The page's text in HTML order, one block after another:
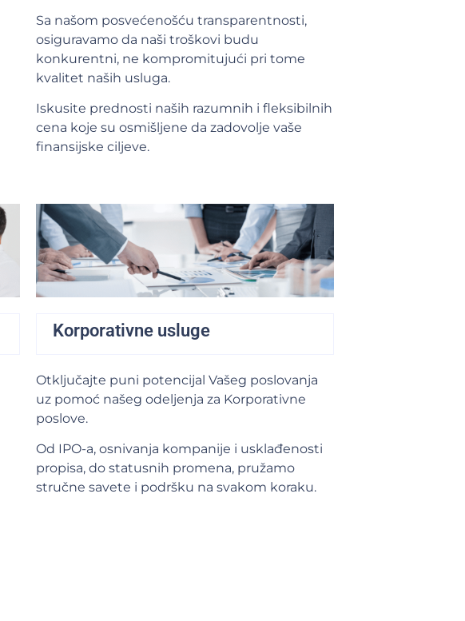
Sa našom posvećenošću transparentnosti,
osiguravamo da naši troškovi budu
konkurentni, ne kompromitujući pri tome
kvalitet naših usluga.
Iskusite prednosti naših razumnih i fleksibilnih
cena koje su osmišljene da zadovolje vaše
finansijske ciljeve.
Korporativne usluge
Otključajte puni potencijal Vašeg poslovanja
uz pomoć našeg odeljenja za Korporativne
poslove.
Od IPO-a, osnivanja kompanije i usklađenosti
propisa, do statusnih promena, pružamo
stručne savete i podršku na svakom koraku.